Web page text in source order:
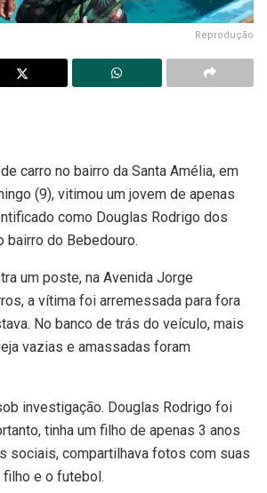
Reprodução
carro no bairro da Santa Amélia, em
(9), vitimou um jovem de apenas
como Douglas Rodrigo dos
bairro do Bebedouro.
um poste, na Avenida Jorge
a vítima foi arremessada para fora
No banco de trás do veículo, mais
vazias e amassadas foram
investigação. Douglas Rodrigo foi
tinha um filho de apenas 3 anos
sociais, compartilhava fotos com suas
e o futebol.